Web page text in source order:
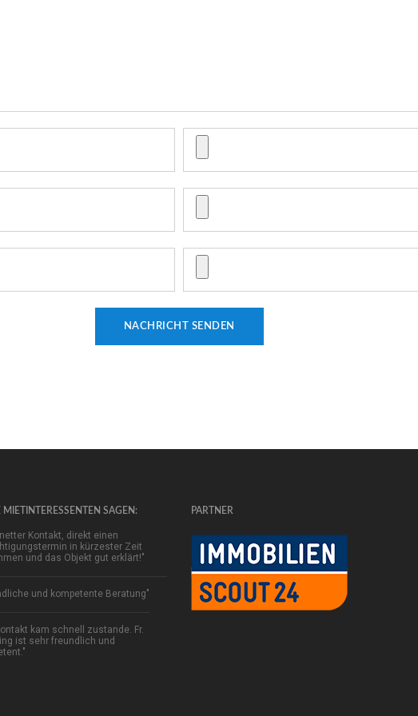
NACHRICHT SENDEN
MIETINTERESSENTEN SAGEN:
Kontakt, direkt einen
in kürzester Zeit
und das Objekt gut erklärt!"
und kompetente Beratung"
kam schnell zustande. Fr.
ist sehr freundlich und
PARTNER